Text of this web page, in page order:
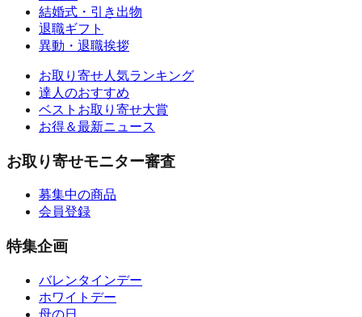
結婚式・引き出物
退職ギフト
異動・退職挨拶
お取り寄せ人気ランキング
達人のおすすめ
ベストお取り寄せ大賞
お得＆最新ニュース
お取り寄せモニター審査
募集中の商品
会員登録
特集企画
バレンタインデー
ホワイトデー
母の日